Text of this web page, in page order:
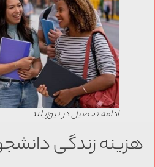
ادامه تحصیل در نیوزیلند
زندگی